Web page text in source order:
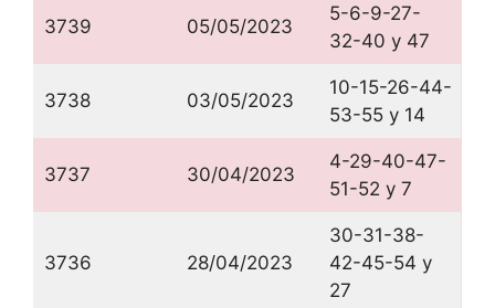
3739 05/05/2023
5-6-9-27-
32-40 y 47
3738 03/05/2023
10-15-26-44-
53-55 y 14
3737 30/04/2023
4-29-40-47-
51-52 y 7
3736 28/04/2023
30-31-38-
42-45-54 y
27